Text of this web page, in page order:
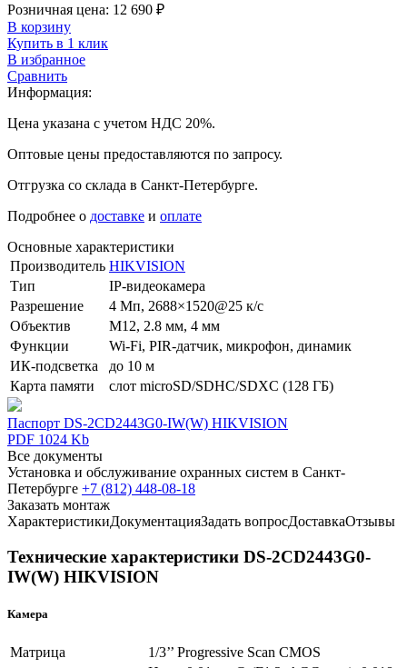
Розничная цена: 12 690 ₽
В корзину
Купить в 1 клик
В избранное
Сравнить
Информация:
Цена указана с учетом НДС 20%.
Оптовые цены предоставляются по запросу.
Отгрузка со склада в Санкт-Петербурге.
Подробнее о доставке и оплате
Основные характеристики
Производитель HIKVISION
Тип
IP-видеокамера
Разрешение
4 Мп, 2688×1520@25 к/с
Объектив
М12, 2.8 мм, 4 мм
Функции
Wi-Fi, PIR-датчик, микрофон, динамик
ИК-подсветка
до 10 м
Карта памяти
слот microSD/SDHC/SDXC (128 ГБ)
Паспорт DS-2CD2443G0-IW(W) HIKVISION
PDF 1024 Kb
Все документы
Установка и обслуживание охранных систем в Санкт-
Петербурге +7 (812) 448-08-18
Заказать монтаж
ХарактеристикиДокументацияЗадать вопросДоставкаОтзывы
Технические характеристики DS-2CD2443G0-
IW(W) HIKVISION
Камера
Матрица
1/3’’ Progressive Scan CMOS